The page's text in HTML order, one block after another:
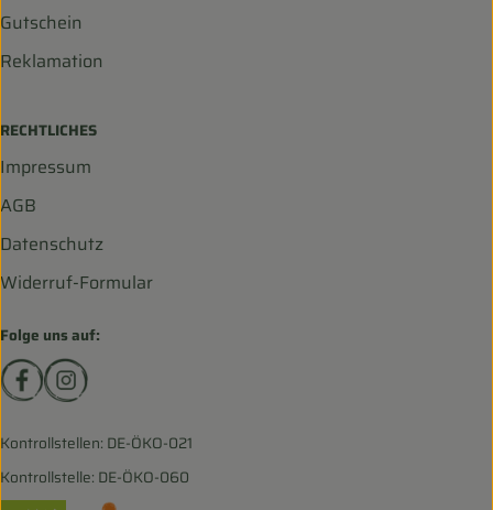
Gutschein
Reklamation
RECHTLICHES
Impressum
AGB
Datenschutz
Widerruf-Formular
Folge uns auf:
Externer Link zu https://www.facebook.com/
Externer Link zu https://www.instagram.com/
Kontrollstellen: DE-ÖKO-021
Kontrollstelle: DE-ÖKO-060